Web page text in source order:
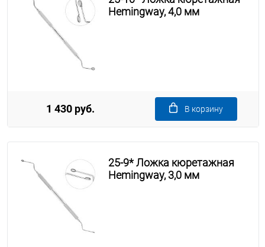
Hemingway, 4,0 мм
1 430 руб. В корзину
25-9* Ложка кюретажная
Hemingway, 3,0 мм